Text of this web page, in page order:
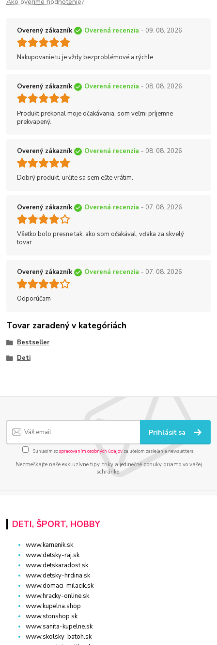
Overený zákazník Overená recenzia - 09. 08. 2026
Nakupovanie tu je vždy bezproblémové a rýchle.
Overený zákazník Overená recenzia - 08. 08. 2026
Produkt prekonal moje očakávania, som veľmi príjemne
prekvapený.
Overený zákazník Overená recenzia - 08. 08. 2026
Dobrý produkt, určite sa sem ešte vrátim.
Overený zákazník Overená recenzia - 07. 08. 2026
Všetko bolo presne tak, ako som očakával, vďaka za skvelý
tovar.
Overený zákazník Overená recenzia - 07. 08. 2026
Odporúčam
Tovar zaradený v kategóriách
Bestseller
Deti
Prihlásiť sa
Súhlasím sospracovaním osobných údajov za účelom zasielania newslettera.
Nezmeškajte naše exkluzívne tipy, triky a jedinečné ponuky priamo vo vašej
schránke.
DETI, ŠPORT, HOBBY
www.kamenik.sk
www.detsky-raj.sk
www.detskaradost.sk
www.detsky-hrdina.sk
www.domaci-milacik.sk
www.hracky-online.sk
www.kupelna.shop
www.stonshop.sk
www.sanita-kupelne.sk
www.skolsky-batoh.sk